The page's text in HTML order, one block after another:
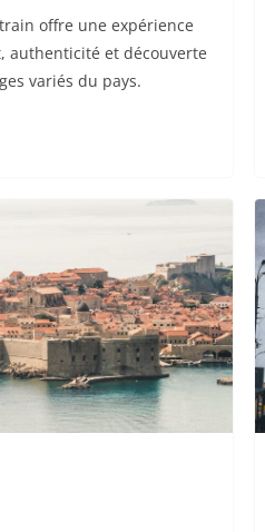
offre une expérience
authenticité et découverte
variés du pays.